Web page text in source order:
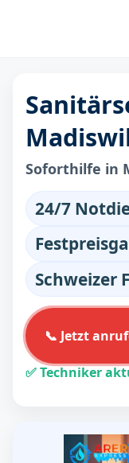
Soforthilfe in
24/7
Schweizer
📞 Jetzt
✅ Techniker